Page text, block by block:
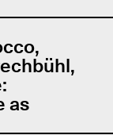
as